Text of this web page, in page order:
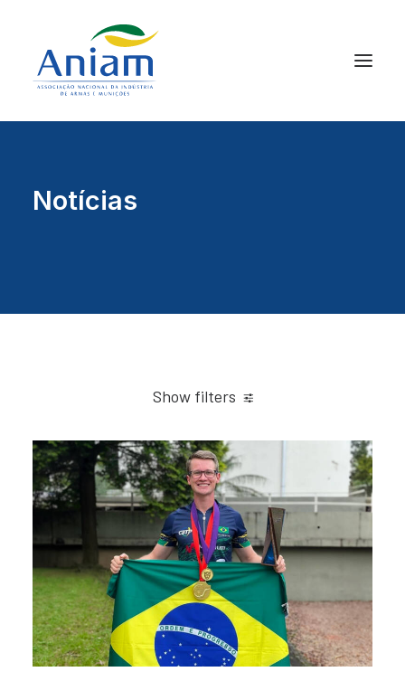
Notícias
Show filters